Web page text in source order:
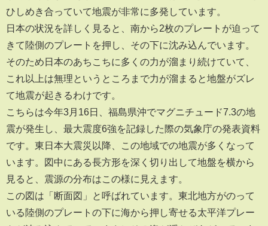
ひしめき合っていて地震が非常に多発しています。
日本の状況を詳しく見ると、南から2枚のプレートが迫って
きて陸側のプレートを押し、その下に沈み込んでいます。
そのため日本のあちこちに多くの力が溜まり続けていて、
これ以上は無理というところまで力が溜まると地盤がズレ
て地震が起きるわけです。
こちらは今年3月16日、福島県沖でマグニチュード7.3の地
震が発生し、最大震度6強を記録した際の気象庁の発表資料
です。東日本大震災以降、この地域での地震が多くなって
います。図中にある長方形を深く切り出して地盤を横から
見ると、震源の分布はこの様に見えます。
この図は「断面図」と呼ばれています。東北地方がのって
いる陸側のプレートの下に海から押し寄せる太平洋プレー